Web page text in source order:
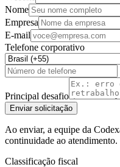
Nome
Empresa
E-mail
Telefone corporativo
Principal desafio
Enviar solicitação
Ao enviar, a equipe da
continuidade ao atendimento.
Classificação fiscal